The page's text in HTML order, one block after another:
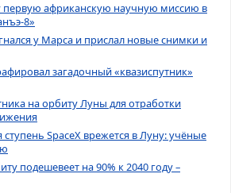
первую африканскую научную миссию в
8»
у Марса и прислал новые снимки и
загадочный «квазиспутник»
на орбиту Луны для отработки
ступень SpaceX врежется в Луну: учёные
подешевеет на 90% к 2040 году –